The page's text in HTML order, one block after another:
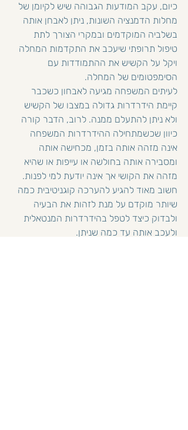
כיום, עקב המודעות הגבוהה שיש לקיומן של
מחלות הדמנציה השונות, ניתן לאבחן אותה
בשלביה המוקדמים ובמקרי הצורך לתת
טיפול תרופתי שיעכב את התקדמות המחלה
ויקל על הקשיש את ההתמודדות עם
הסימפטומים של המחלה.
לעיתים המשפחה מגיעה לאבחון כשכבר
קיימת הידרדרות גדולה במצבו של הקשיש
ולא ניתן להתעלם ממנה. לרוב, הדבר קורה
כיוון שכשמתחילה ההידרדרות המשפחה
אינה מזהה אותה בזמן, מכחישה אותה
ומסבירה אותה בחולשה או עייפות או שהיא
מזהה את הקושי אך אינה יודעת למי לפנות.
חשוב מאוד להגיע להערכה קוגניטיבית כמה
שיותר מוקדם על מנת לזהות את הבעיה
ולבדוק כיצד לטפל בהידרדרות המנטאלית
ולעכב אותה עד כמה שניתן.